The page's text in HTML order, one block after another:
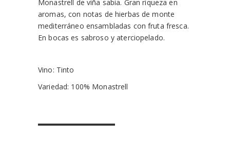
Monastrell de viña sabia. Gran riqueza en
aromas, con notas de hierbas de monte
mediterráneo ensambladas con fruta fresca.
En bocas es sabroso y aterciopelado.
Vino: Tinto
Variedad: 100% Monastrell